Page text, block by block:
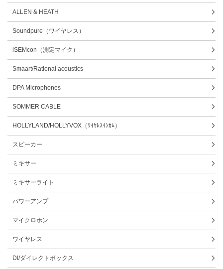
ALLEN & HEATH
Soundpure（ワイヤレス）
iSEMcon（測定マイク）
Smaart/Rational acoustics
DPA Microphones
SOMMER CABLE
HOLLYLAND/HOLLYVOX（ﾜｲﾔﾚｽｲﾝｶﾑ）
スピーカー
ミキサー
ミキサーライト
パワーアンプ
マイクロホン
ワイヤレス
DI/ダイレクトボックス